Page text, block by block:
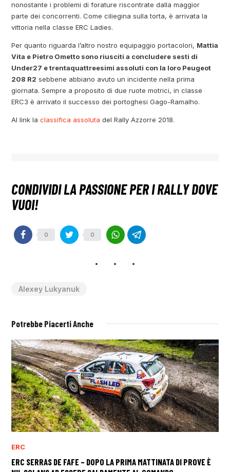
nonostante i problemi di forature riscontrate dalla maggior
parte dei concorrenti. Come ciliegina sulla torta, è arrivata la
vittoria nella classe ERC Ladies.
Per quanto riguarda l’altro nostro equipaggio portacolori, Mattia
Vita e Pietro Ometto sono riusciti a concludere sesti di
Under27 e trentaquattreesimi assoluti con la loro Peugeot
208 R2 sebbene abbiano avuto un incidente nella prima
giornata. Sempre a proposito di due ruote motrici, in classe
ERC3 è arrivato il successo dei portoghesi Gago-Ramalho.
Al link laclassifica assoluta del Rally Azzorre 2018.
0 0
Alexey Lukyanuk
Potrebbe Piacerti Anche
ERC
ERC SERRAS DE FAFE – DOPO LA PRIMA MATTINATA DI PROVE È